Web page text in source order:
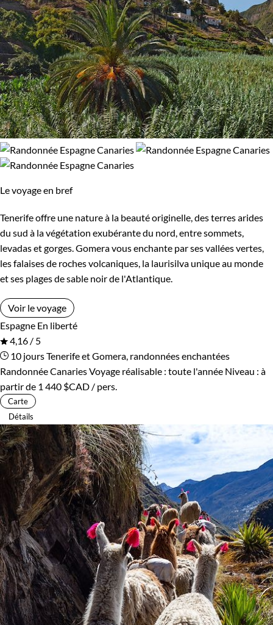
Le voyage en bref
Tenerife offre une nature à la beauté originelle, des terres arides
du sud à la végétation exubérante du nord, entre sommets,
levadas et gorges. Gomera vous enchante par ses vallées vertes,
les falaises de roches volcaniques, la laurisilva unique au monde
et ses plages de sable noir de l'Atlantique.
Voir le voyage
Espagne En liberté
4,16 / 5
10 joursTenerife et Gomera, randonnées enchantées
Randonnée CanariesVoyage réalisable : toute l'année Niveau : à
partir de 1 440 $CAD / pers.
Carte
Détails